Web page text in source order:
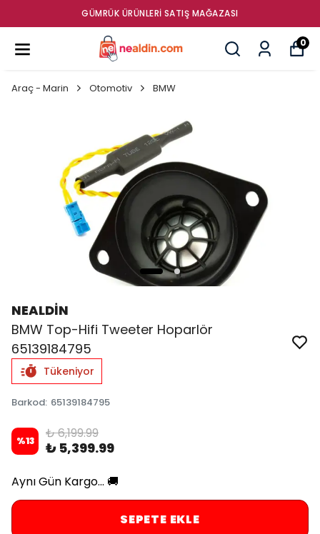
GÜMRÜK ÜRÜNLERI SATIŞ MAĞAZASI
0
Araç - Marin Otomotiv BMW
NEALDİN
BMW Top-Hifi Tweeter Hoparlör
65139184795
Tükeniyor
Barkod: 65139184795
%13 ₺ 6,199.99
₺ 5,399.99
Aynı Gün Kargo... 🚚
SEPETE EKLE